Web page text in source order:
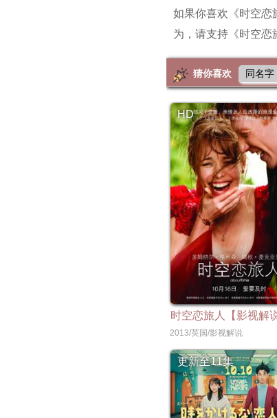
如果你喜欢《时空恋
为，请支持《时空恋
猜你喜欢 同名字
HD
时空恋旅人【影视解
2013/英国/影视解说
更新至11集